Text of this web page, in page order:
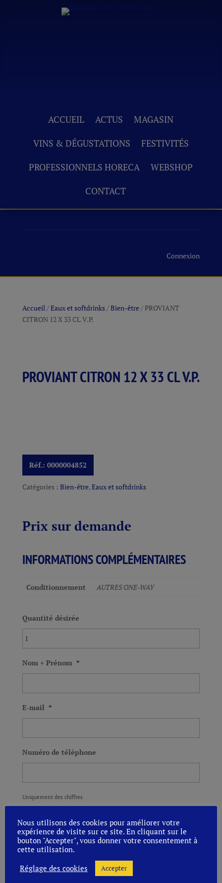
ACCUEIL ACTUS
MAGASIN
VINS & DÉGUSTATIONS
FESTIVITÉS
PROFESSIONNELS HORECA
WEBSHOP
CONTACT
Connexion
Accueil/Eaux et softdrinks/Bien-être/ PROVIANT
CITRON 12 X 33 CL V.P.
PROVIANT CITRON 12 X 33 CL V.P.
Réf.: 0000004852
Catégories : Bien-être,Eaux et softdrinks
Prix sur demande
INFORMATIONS COMPLÉMENTAIRES
Conditionnement AUTRES ONE-WAY
Quantité désirée
Nom + Prénom *
E-mail *
Numéro de téléphone
Uniquement des chiffres
Remarque
Nous utilisons des cookies pour améliorer votre
expérience de visite sur ce site. En cliquant sur le
bouton "Accepter", vous donner votre consentement à
cette utilisation.
Réglage des cookies
Accepter